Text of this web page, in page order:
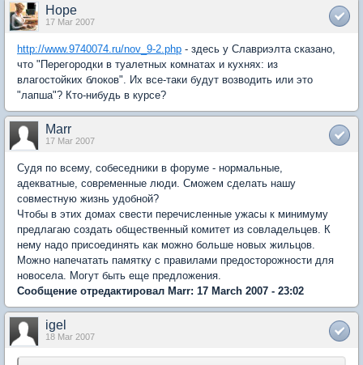
Hope
17 Mar 2007
http://www.9740074.ru/nov_9-2.php - здесь у Славриэлта сказано,
что "Перегородки в туалетных комнатах и кухнях: из
влагостойких блоков". Их все-таки будут возводить или это
"лапша"? Кто-нибудь в курсе?
Marr
17 Mar 2007
Судя по всему, собеседники в форуме - нормальные,
адекватные, современные люди. Сможем сделать нашу
совместную жизнь удобной?
Чтобы в этих домах свести перечисленные ужасы к минимуму
предлагаю создать общественный комитет из совладельцев. К
нему надо присоединять как можно больше новых жильцов.
Можно напечатать памятку с правилами предосторожности для
новосела. Могут быть еще предложения.
Сообщение отредактировал Marr: 17 March 2007 - 23:02
igel
18 Mar 2007